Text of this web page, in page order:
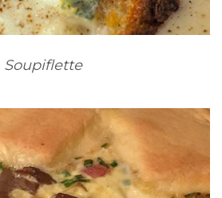
Soupiflette